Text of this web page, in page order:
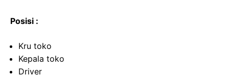
Posisi :
Kru toko
Kepala toko
Driver